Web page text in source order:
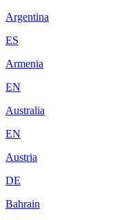
Argentina
ES
Armenia
EN
Australia
EN
Austria
DE
Bahrain